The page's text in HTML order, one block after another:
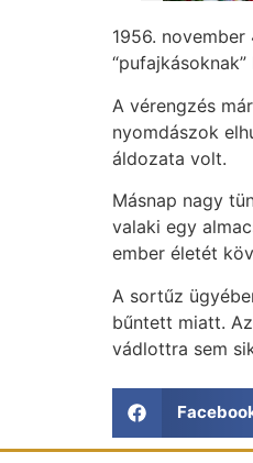
1956.
A vérengzés
nyomdászok
áldozata volt.
Másnap nagy
valaki egy
ember életét
A sortűz
bűntett miatt.
vádlottra sem